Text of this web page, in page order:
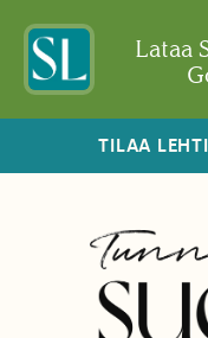
Lataa
TILAA LEHTI